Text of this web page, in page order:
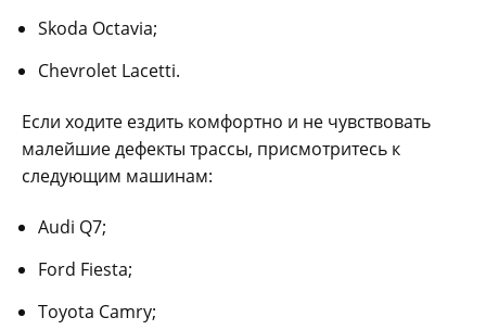
Skoda Octavia;
Chevrolet Lacetti.
Если ходите ездить комфортно и не чувствовать
малейшие дефекты трассы, присмотритесь к
следующим машинам:
Audi Q7;
Ford Fiesta;
Toyota Camry;